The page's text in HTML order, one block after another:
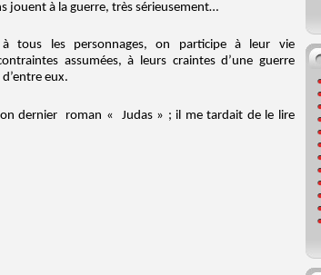
jouent à la guerre, très sérieusement…
tous les personnages, on participe à leur vie
assumées, à leurs craintes d’une guerre
eux.
dernier roman « Judas » ; il me tardait de le lire